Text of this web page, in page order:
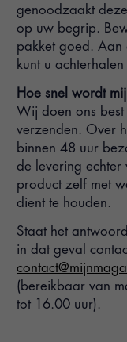
genoodzaakt
op uw begrip.
pakket goed. Aan
kunt u
Hoe snel wordt
Wij doen ons
verzenden. Over
binnen 48 uur
de levering
product zelf met
dient te houden.
Staat het
in dat geval
(bereikbaar van
tot 16.00 uur).